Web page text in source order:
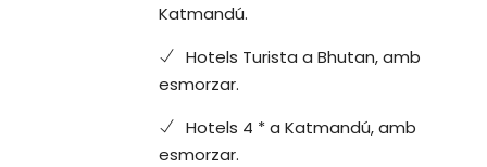
Katmandú.
Hotels Turista a Bhutan, amb
esmorzar.
Hotels 4 * a Katmandú, amb
esmorzar.